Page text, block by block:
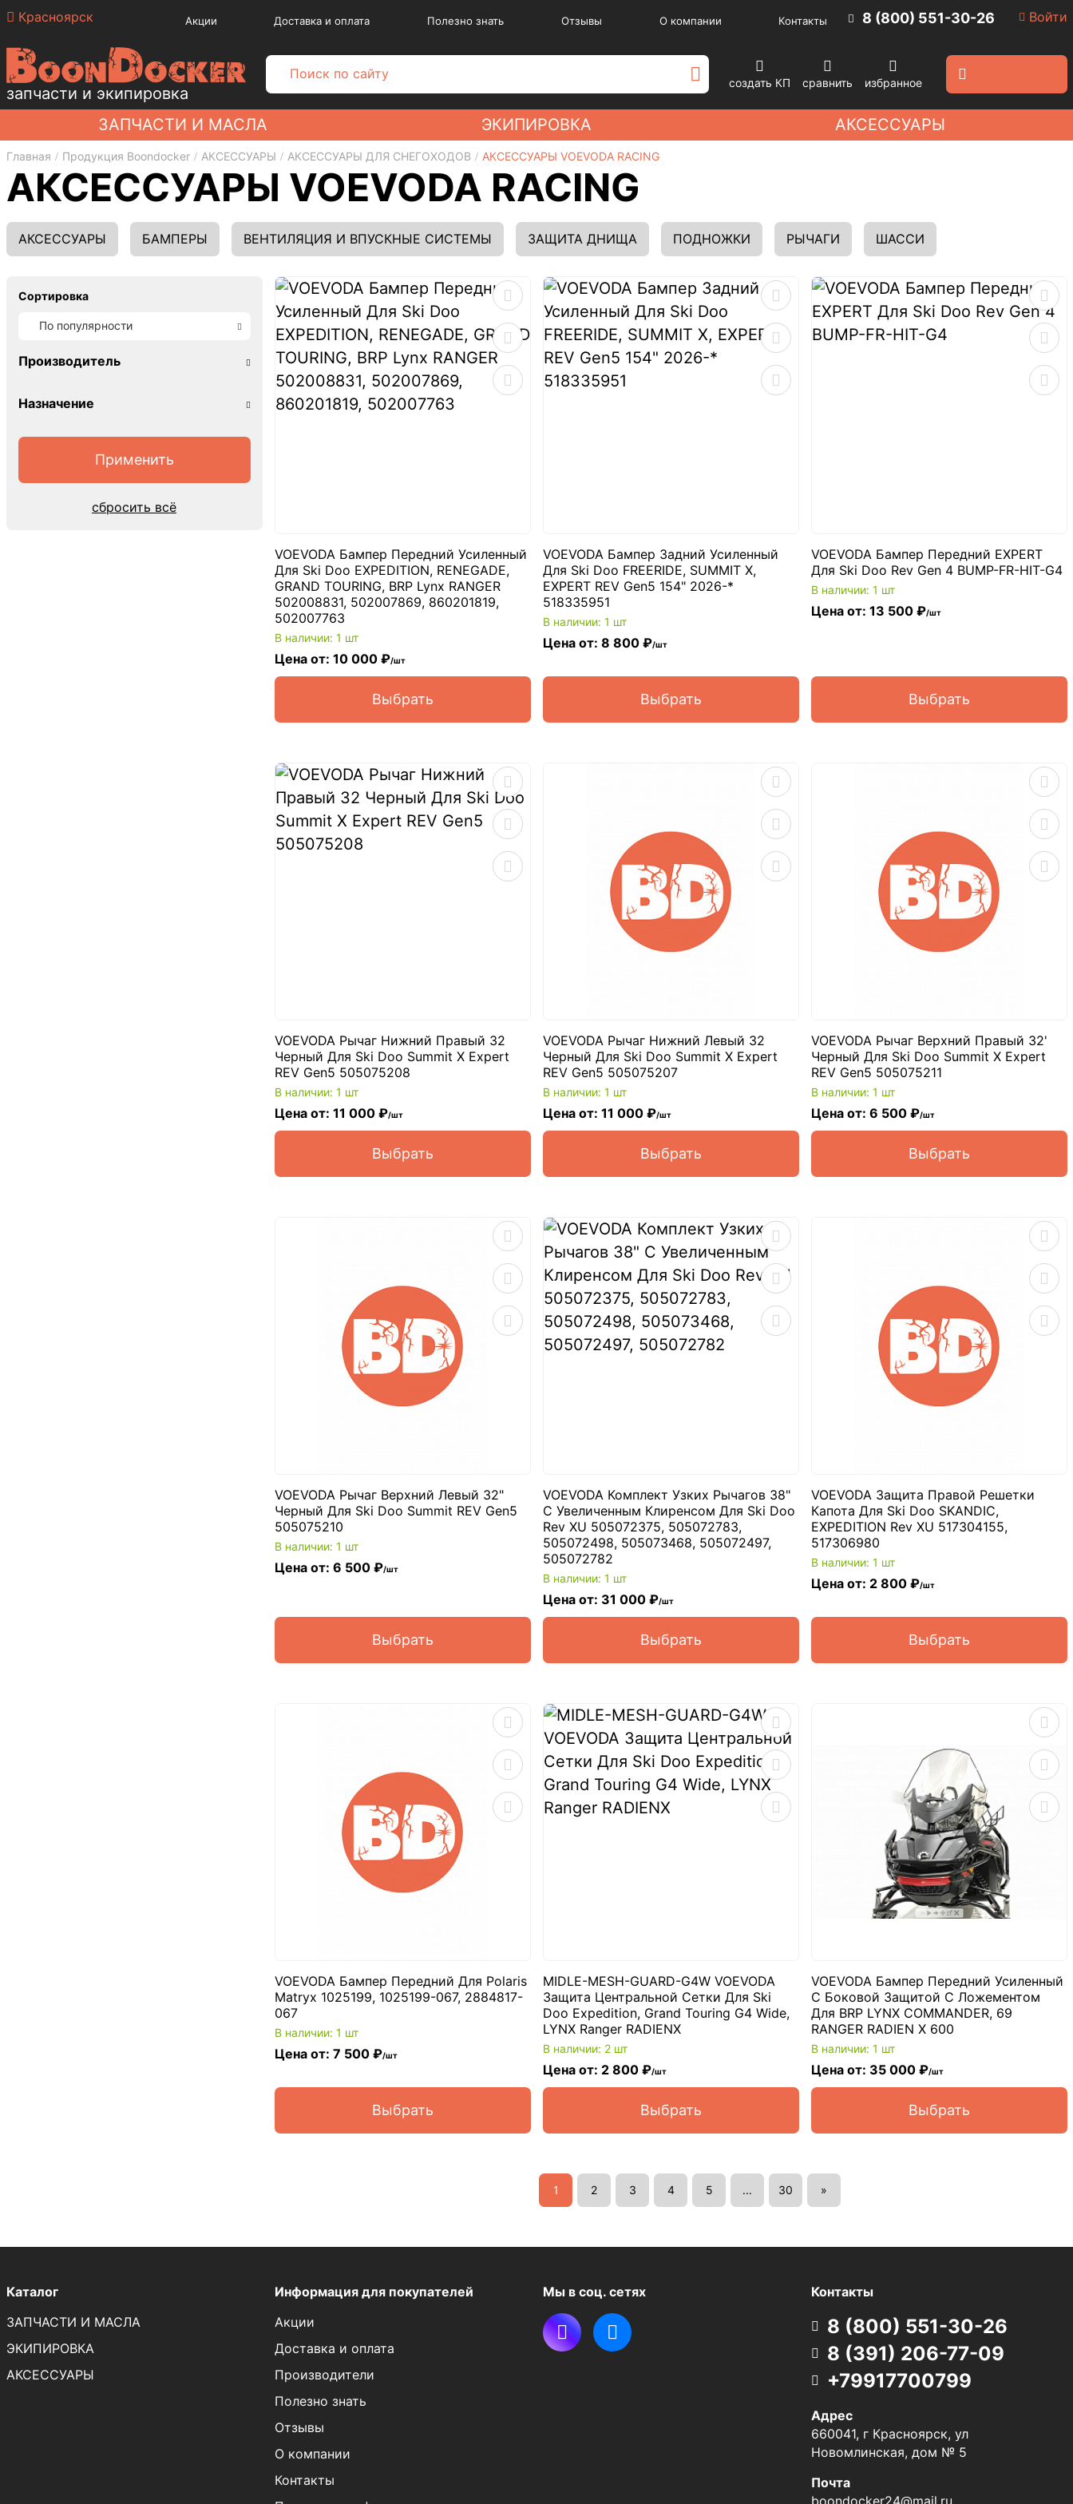
Красноярск Акции Доставка и оплата Полезно знать Отзывы О компании Контакты 8 (800) 551-30-26 Войти
запчасти и экипировка
создать КП сравнить избранное
ЗАПЧАСТИ И МАСЛА ЭКИПИРОВКА АКСЕССУАРЫ
Главная Продукция Boondocker АКСЕССУАРЫ АКСЕССУАРЫ ДЛЯ СНЕГОХОДОВ АКСЕССУАРЫ VOEVODA RACING
АКСЕССУАРЫ VOEVODA RACING
АКСЕССУАРЫ БАМПЕРЫ ВЕНТИЛЯЦИЯ И ВПУСКНЫЕ СИСТЕМЫ ЗАЩИТА ДНИЩА ПОДНОЖКИ РЫЧАГИ ШАССИ
Сортировка
По популярности
Производитель
Назначение
сбросить всё
VOEVODA Бампер Передний Усиленный
Для Ski Doo EXPEDITION, RENEGADE,
GRAND TOURING, BRP Lynx RANGER
502008831, 502007869, 860201819,
502007763
В наличии: 1 шт
Цена от: 10 000 ₽/шт
Выбрать
VOEVODA Бампер Задний Усиленный
Для Ski Doo FREERIDE, SUMMIT X,
EXPERT REV Gen5 154" 2026-*
518335951
В наличии: 1 шт
Цена от: 8 800 ₽/шт
Выбрать
VOEVODA Бампер Передний EXPERT
Для Ski Doo Rev Gen 4 BUMP-FR-HIT-G4
В наличии: 1 шт
Цена от: 13 500 ₽/шт
Выбрать
VOEVODA Рычаг Нижний Правый 32
Черный Для Ski Doo Summit X Expert
REV Gen5 505075208
В наличии: 1 шт
Цена от: 11 000 ₽/шт
Выбрать
VOEVODA Рычаг Нижний Левый 32
Черный Для Ski Doo Summit X Expert
REV Gen5 505075207
В наличии: 1 шт
Цена от: 11 000 ₽/шт
Выбрать
VOEVODA Рычаг Верхний Правый 32'
Черный Для Ski Doo Summit X Expert
REV Gen5 505075211
В наличии: 1 шт
Цена от: 6 500 ₽/шт
Выбрать
VOEVODA Рычаг Верхний Левый 32"
Черный Для Ski Doo Summit REV Gen5
505075210
В наличии: 1 шт
Цена от: 6 500 ₽/шт
Выбрать
VOEVODA Комплект Узких Рычагов 38"
С Увеличенным Клиренсом Для Ski Doo
Rev XU 505072375, 505072783,
505072498, 505073468, 505072497,
505072782
В наличии: 1 шт
Цена от: 31 000 ₽/шт
Выбрать
VOEVODA Защита Правой Решетки
Капота Для Ski Doo SKANDIC,
EXPEDITION Rev XU 517304155,
517306980
В наличии: 1 шт
Цена от: 2 800 ₽/шт
Выбрать
VOEVODA Бампер Передний Для Polaris
Matryx 1025199, 1025199-067, 2884817-
067
В наличии: 1 шт
Цена от: 7 500 ₽/шт
Выбрать
MIDLE-MESH-GUARD-G4W VOEVODA
Защита Центральной Сетки Для Ski
Doo Expedition, Grand Touring G4 Wide,
LYNX Ranger RADIENX
В наличии: 2 шт
Цена от: 2 800 ₽/шт
Выбрать
VOEVODA Бампер Передний Усиленный
С Боковой Защитой С Ложементом
Для BRP LYNX COMMANDER, 69
RANGER RADIEN X 600
В наличии: 1 шт
Цена от: 35 000 ₽/шт
Выбрать
1 2 3 4 5 ... 30 »
Каталог
ЗАПЧАСТИ И МАСЛА
ЭКИПИРОВКА
АКСЕССУАРЫ
Информация для покупателей
Акции
Доставка и оплата
Производители
Полезно знать
Отзывы
О компании
Контакты
Мы в соц. сетях Контакты
8 (800) 551-30-26
8 (391) 206-77-09
+79917700799
Адрес
660041, г Красноярск, ул
Новомлинская, дом № 5
Почта
boondocker24@mail.ru